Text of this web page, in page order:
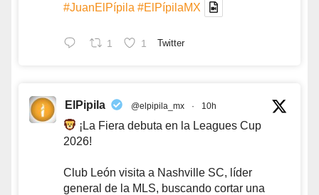
#JuanElPípila #ElPípilaMX
1 1 Twitter
ElPipila @elpipila_mx · 10h
¡La Fiera debuta en la Leagues Cup
2026!
Club León visita a Nashville SC, líder
general de la MLS, buscando cortar una